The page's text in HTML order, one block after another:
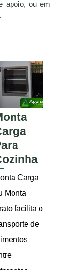
apoio, ou em
Carga
Monta
facilita o
de